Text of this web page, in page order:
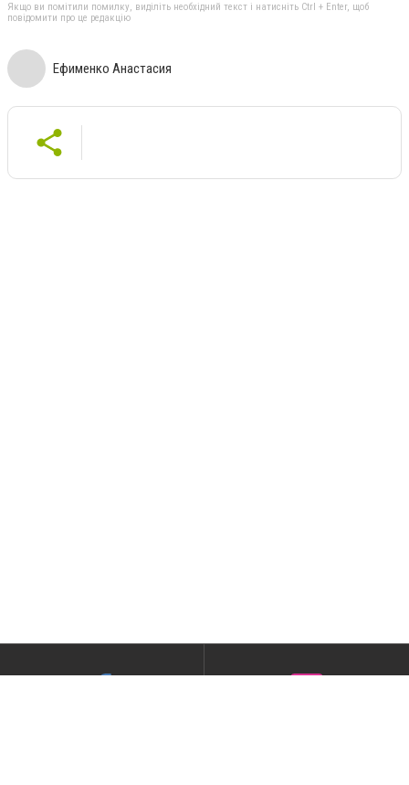
Якщо ви помітили помилку, виділіть необхідний текст і натисніть Ctrl + Enter, щоб
повідомити про це редакцію
Ефименко Анастасия